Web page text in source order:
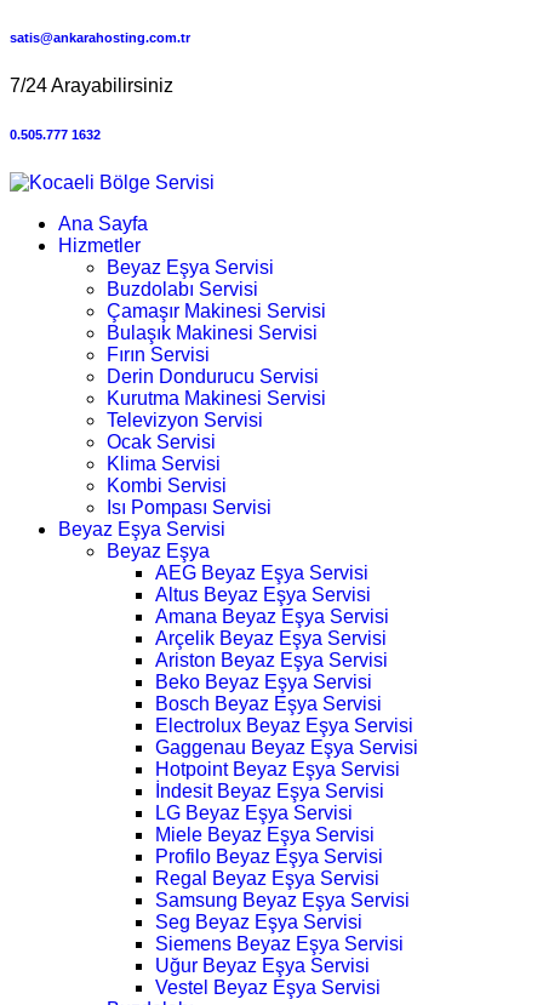
satis@ankarahosting.com.tr
7/24 Arayabilirsiniz
0.505.777 1632
Ana Sayfa
Hizmetler
Beyaz Eşya Servisi
Buzdolabı Servisi
Çamaşır Makinesi Servisi
Bulaşık Makinesi Servisi
Fırın Servisi
Derin Dondurucu Servisi
Kurutma Makinesi Servisi
Televizyon Servisi
Ocak Servisi
Klima Servisi
Kombi Servisi
Isı Pompası Servisi
Beyaz Eşya Servisi
Beyaz Eşya
AEG Beyaz Eşya Servisi
Altus Beyaz Eşya Servisi
Amana Beyaz Eşya Servisi
Arçelik Beyaz Eşya Servisi
Ariston Beyaz Eşya Servisi
Beko Beyaz Eşya Servisi
Bosch Beyaz Eşya Servisi
Electrolux Beyaz Eşya Servisi
Gaggenau Beyaz Eşya Servisi
Hotpoint Beyaz Eşya Servisi
İndesit Beyaz Eşya Servisi
LG Beyaz Eşya Servisi
Miele Beyaz Eşya Servisi
Profilo Beyaz Eşya Servisi
Regal Beyaz Eşya Servisi
Samsung Beyaz Eşya Servisi
Seg Beyaz Eşya Servisi
Siemens Beyaz Eşya Servisi
Uğur Beyaz Eşya Servisi
Vestel Beyaz Eşya Servisi